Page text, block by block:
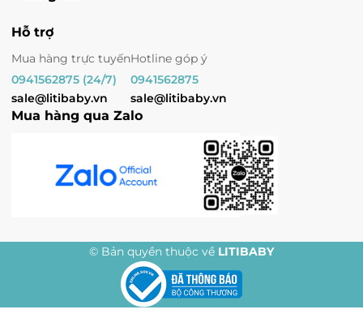
Hỗ trợ
Mua hàng trực tuyến
0941562875 (24/7)
sale@litibaby.vn
Hotline góp ý
0941562875
sale@litibaby.vn
Mua hàng qua Zalo
© Bản quyền thuộc về LITIBABY